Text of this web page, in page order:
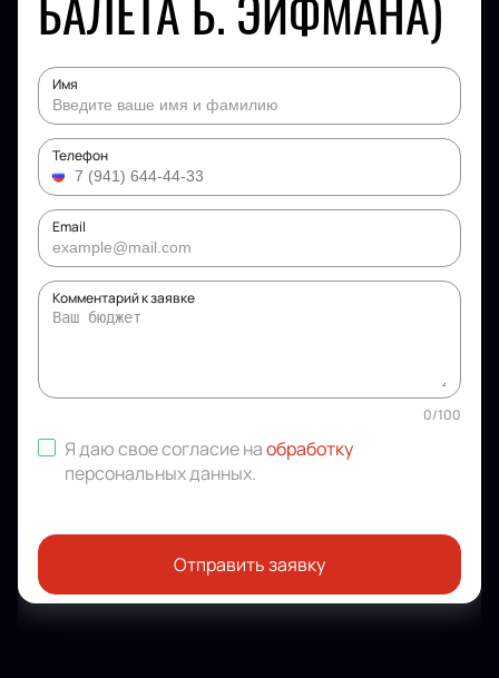
Имя
Телефон
Email
Комментарий к заявке
0/100
Я даю свое согласие наобработку
персональных данных.
Отправить заявку